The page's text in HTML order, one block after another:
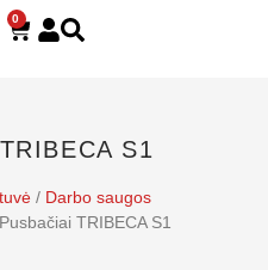
0
S1
/ Darbo saugos
TRIBECA S1